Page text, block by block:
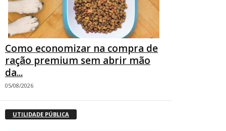
Como economizar na compra de
ração premium sem abrir mão
da...
05/08/2026
UTILIDADE PÚBLICA